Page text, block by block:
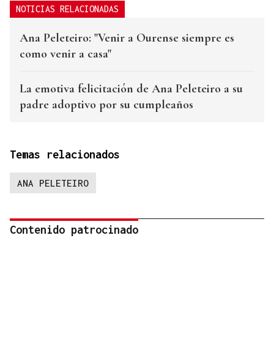
NOTICIAS RELACIONADAS
Ana Peleteiro: "Venir a Ourense siempre es
como venir a casa"
La emotiva felicitación de Ana Peleteiro a su
padre adoptivo por su cumpleaños
Temas relacionados
ANA PELETEIRO
Contenido patrocinado